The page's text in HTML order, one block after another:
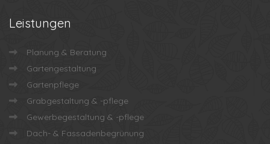
Leistungen
Planung & Beratung
Gartengestaltung
Gartenpflege
Grabgestaltung & -pflege
Gewerbegestaltung & -pflege
Dach- & Fassadenbegrünung